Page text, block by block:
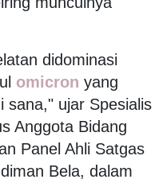
didominasi
omicron yang
sana," ujar Spesialis
Anggota Bidang
Panel Ahli Satgas
Bela, dalam